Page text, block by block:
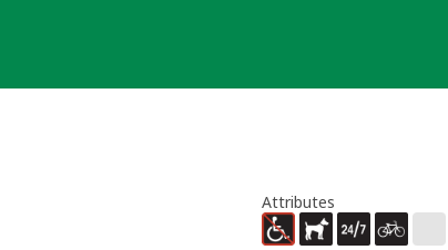
Attributes